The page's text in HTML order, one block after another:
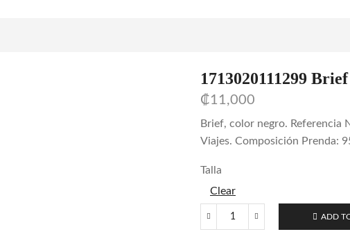
1713020111299
₡11,000
Brief, color negro. Referencia
Viajes. Composición Prenda:
Talla
Clear
ADD